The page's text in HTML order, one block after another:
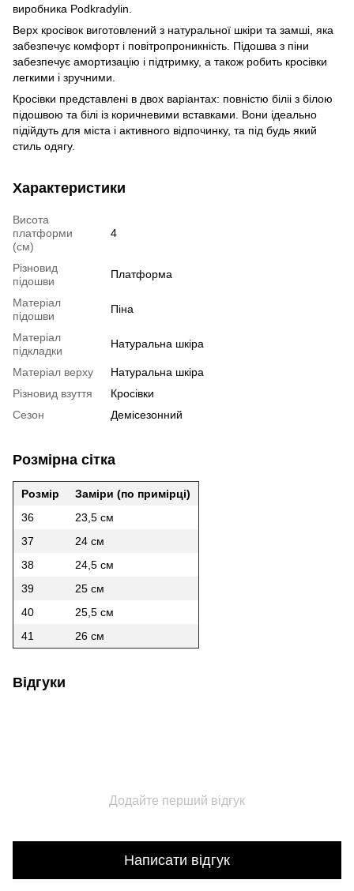
виробника Podkradylin.
Верх кросівок виготовлений з натуральної шкіри та замші, яка
забезпечує комфорт і повітропроникність. Підошва з піни
забезпечує амортизацію і підтримку, а також робить кросівки
легкими і зручними.
Кросівки представлені в двох варіантах: повністю біліі з білою
підошвою та білі із коричневими вставками. Вони ідеально
підійдуть для міста і активного відпочинку, та під будь який
стиль одягу.
Характеристики
Висота
платформи
(см)
4
Різновид
підошви
Платформа
Матеріал
підошви
Піна
Матеріал
підкладки
Натуральна шкіра
Матеріал верху
Натуральна шкіра
Різновид взуття
Кросівки
Сезон
Демісезонний
Розмірна сітка
Розмір
Заміри (по примірці)
36
23,5 см
37
24 см
38
24,5 см
39
25 см
40
25,5 см
41
26 см
Відгуки
Додайте перший відгук
Написати відгук